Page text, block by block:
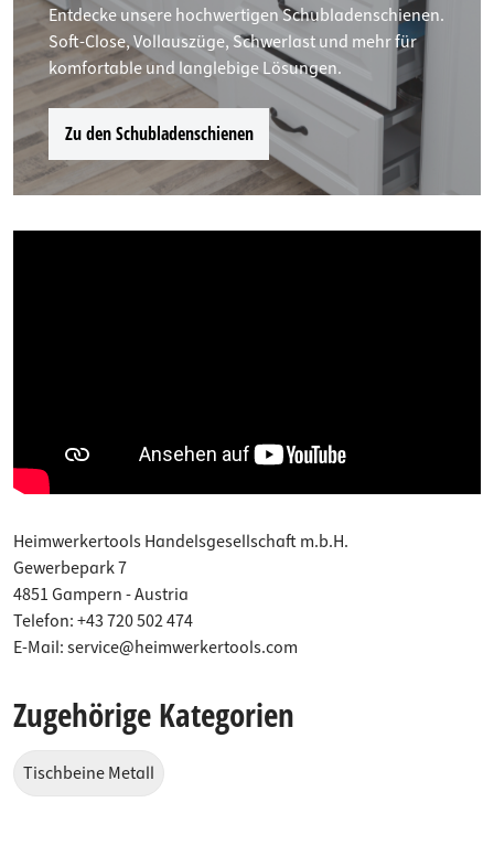
Entdecke unsere hochwertigen Schubladenschienen.
Soft-Close, Vollauszüge, Schwerlast und mehr für
komfortable und langlebige Lösungen.
Zu den Schubladenschienen
Heimwerkertools Handelsgesellschaft m.b.H.
Gewerbepark 7
4851 Gampern - Austria
Telefon: +43 720 502 474
E-Mail: service@heimwerkertools.com
Zugehörige Kategorien
Tischbeine Metall